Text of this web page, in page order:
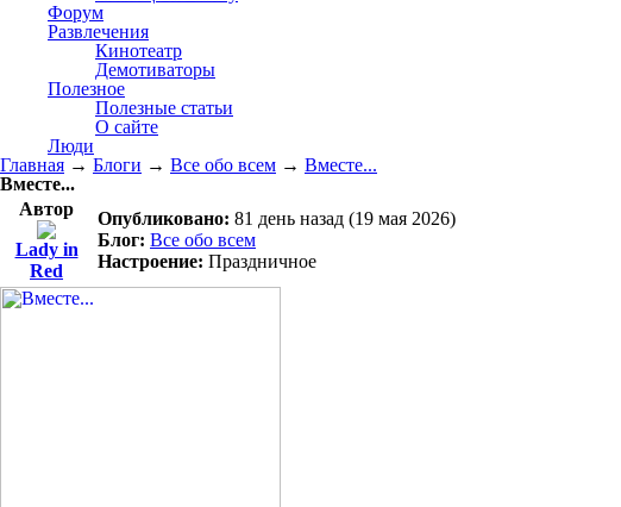
Форум
Развлечения
Кинотеатр
Демотиваторы
Полезное
Полезные статьи
О сайте
Люди
Главная → Блоги → Все обо всем → Вместе...
Вместе...
Автор
Lady in
Red
Опубликовано: 81 день назад (19 мая 2026)
Блог: Все обо всем
Настроение: Праздничное